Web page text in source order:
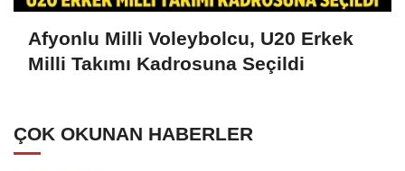
Afyonlu Milli Voleybolcu, U20 Erkek
Milli Takımı Kadrosuna Seçildi
ÇOK OKUNAN HABERLER